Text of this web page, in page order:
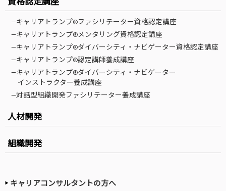
—キャリアトランプ®ファシリテーター資格認定講座
—キャリアトランプ®メンタリング資格認定講座
—キャリアトランプ®ダイバーシティ・ナビゲーター資格認定講座
—キャリアトランプ®認定講師養成講座
—キャリアトランプ®ダイバーシティ・ナビゲーター
インストラクター養成講座
—対話型組織開発ファシリテーター養成講座
人材開発
組織開発
キャリアコンサルタントの方へ